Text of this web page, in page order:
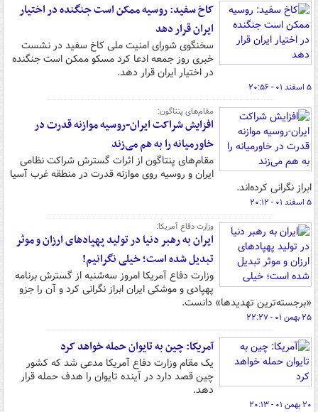
‌‏کاخ سفید: روسیه ممکن است جنگنده در اختیار
ایران قرار دهد
سخنگوی شورای امنیت ملی کاخ سفید در نشست
خبری روز جمعه ادعا کرد مسکو ممکن است جنگنده
در اختیار ایران قرار دهد.
۵ اسفند ۰۱ - ۲۰:۵۶
مقام‌های پنتاگون:
افزایش شراکت ایران-روسیه موازنه قدرت در
خاورمیانه را به هم می‌زند
مقام‌های پنتاگون از اثرات گسترش شراکت نظامی
ایران و روسیه روی موازنه قدرت در منطقه غرب آسیا
ابراز نگرانی کرده‌اند.
۵ اسفند ۰۱ - ۲۰:۱۲
وزارت دفاع آمریکا:
ایران به رهبر دنیا در تولید پهپادهای ارزان و موثر
تبدیل شده است؛ خیلی نگرانیم!
وزارت دفاع آمریکا امروز سه‌شنبه از گسترش برنامه
پهپادی و موشکی ایران ابراز نگرانی کرد و آن را جزو
«برجسته‌ترین تهدیدها» دانست.
۲۵ بهمن ۰۱ - ۲۲:۲۷
آمریکا: چین به تایوان حمله خواهد کرد
یک مقام وزارت دفاع آمریکا مدعی شد که کشور
چین قصد دارد در آینده تایوان را هدف حمله قرار
دهد.
۲۰ بهمن ۰۱ - ۲۰:۱۳